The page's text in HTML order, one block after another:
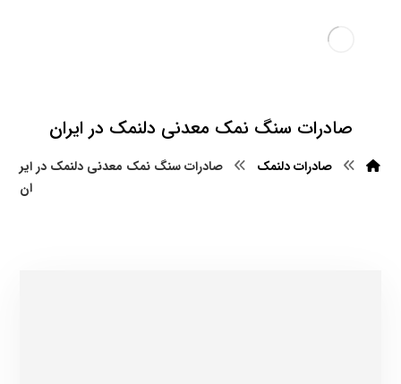
صادرات سنگ نمک معدنی دلنمک در ایران
صادرات دلنمک
صادرات سنگ نمک معدنی دلنمک در ایر
ان